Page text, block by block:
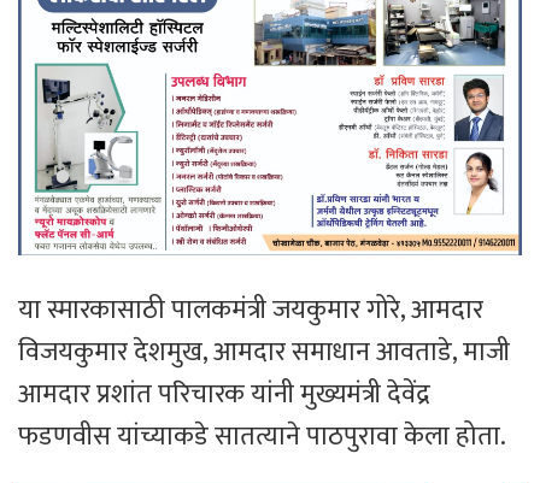
या स्मारकासाठी पालकमंत्री जयकुमार गोरे, आमदार
विजयकुमार देशमुख, आमदार समाधान आवताडे, माजी
आमदार प्रशांत परिचारक यांनी मुख्यमंत्री देवेंद्र
फडणवीस यांच्याकडे सातत्याने पाठपुरावा केला होता.